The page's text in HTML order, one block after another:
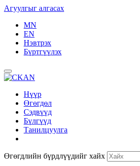
Агуулгыг алгасах
MN
EN
Нэвтрэх
Бүртгүүлэх
Нүүр
Өгөгдөл
Сэдвүүд
Бүлгүүд
Танилцуулга
Өгөгдлийн бүрдлүүдийг хайх